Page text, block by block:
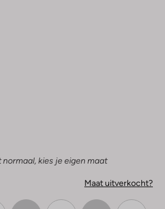
normaal, kies je eigen maat
Maat uitverkocht?